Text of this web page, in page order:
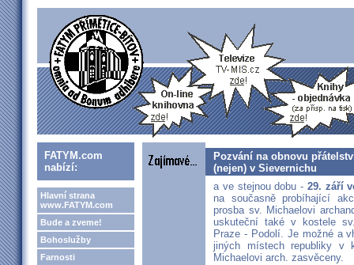
FATYM.com
nabízí:
Hlavní strana
www.FATYM.com
Bude a zveme!
Bohoslužby
Farnosti
Pozvání na obnovu
(nejen) v Sievernichu
a ve stejnou dobu - 29. září
na současně probíhající
prosba sv. Michaelovi
uskuteční také v kostele
Praze - Podolí. Je možné a
jiných místech republiky v
Michaelovi arch. zasvěceny.